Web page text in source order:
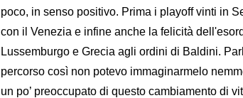
poco, in senso positivo. Prima i playoff vinti in
con il Venezia e infine anche la felicità
Lussemburgo e Grecia agli ordini di Baldini.
percorso così non potevo immaginarmelo
un po’ preoccupato di questo cambiamento di